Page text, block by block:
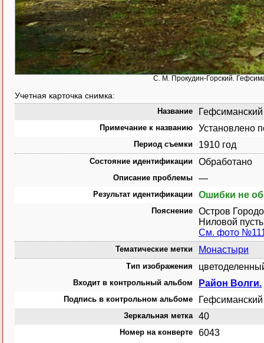
С. М. Прокудин-Горский.
Учетная карточка снимка:
Название
Примечание к названию Установлено
Период съемки 1910 год
Состояние идентификации Обработано
Описание проблемы —
Результат идентификации Ошибки не
Пояснение
Остров
Ниловой
См. фото
Тематические метки Монастыри
Тип изображения
Входит в контрольный альбом Район Волги.
Подпись в контрольном альбоме
Зеркальная метка 40
Номер на конверте 6043